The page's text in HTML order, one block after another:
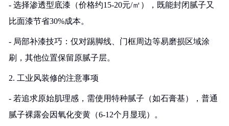
- 选择渗透型底漆（价格约15-20元/㎡），既能封闭腻子又
比面漆节省30%成本。
- 局部补漆技巧：仅对踢脚线、门框周边等易磨损区域涂
刷，其他位置保留原腻子层。
2. 工业风装修的注意事项
- 若追求原始肌理感，需使用特种腻子（如石膏基），普通
腻子裸露会因氧化变黄（6-12个月显现）。